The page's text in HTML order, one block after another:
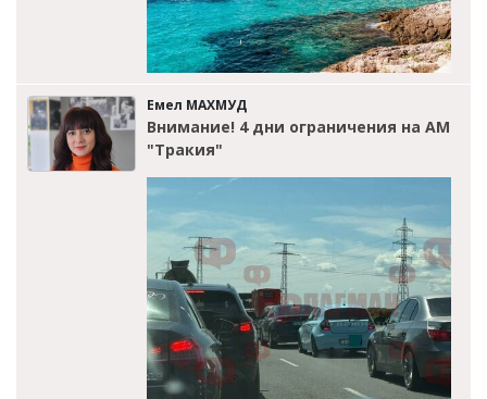
Емел МАХМУД
Внимание! 4 дни ограничения на АМ
"Тракия"